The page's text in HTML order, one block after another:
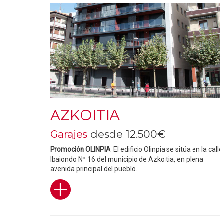
AZKOITIA
Garajes desde 12.500€
Promoción OLINPIA: El edificio Olinpia se sitúa en la
Ibaiondo Nº 16 del municipio de Azkoitia, en plena
avenida principal del pueblo.